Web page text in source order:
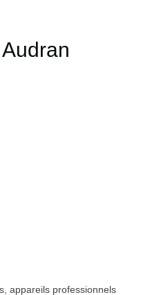
appareils professionnels